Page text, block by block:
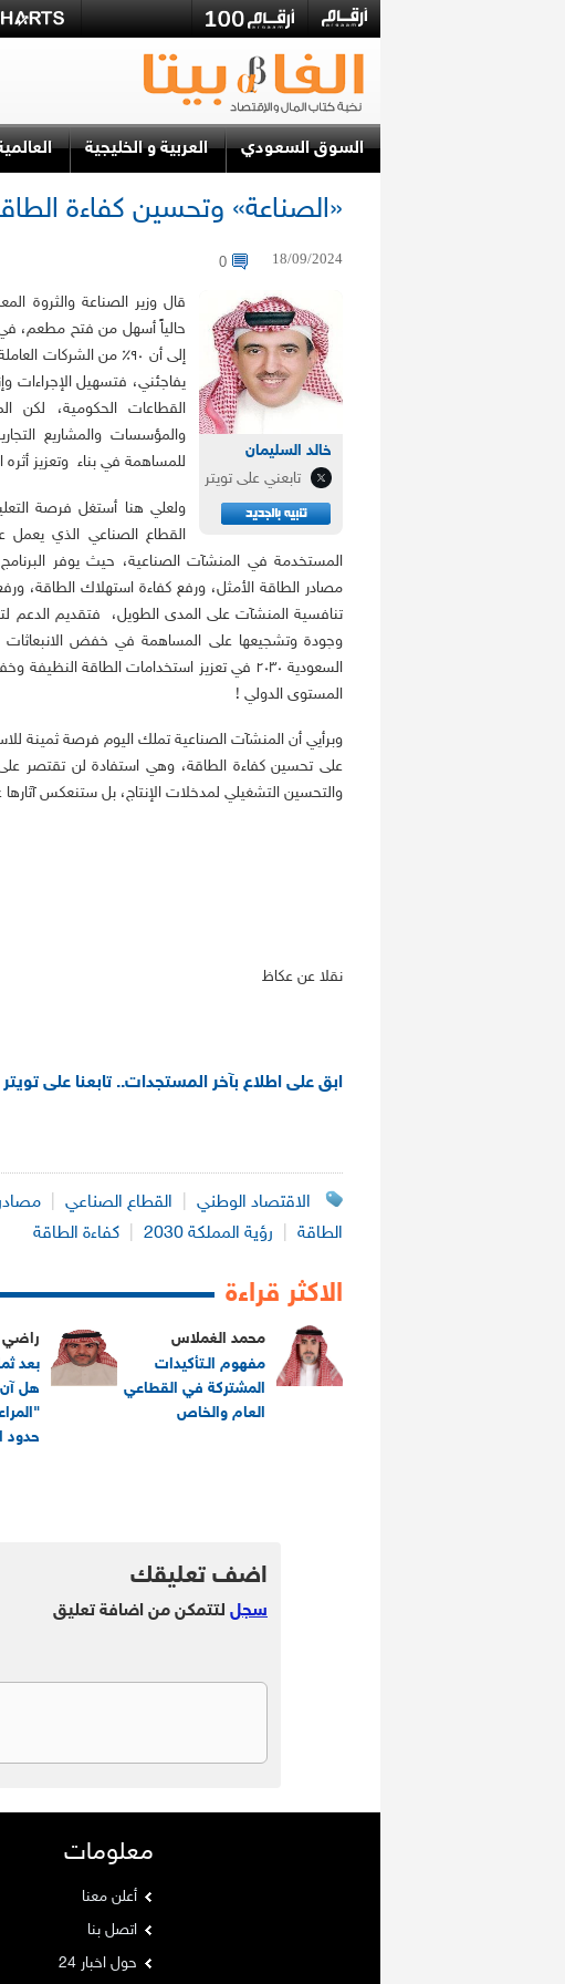
السوق السعودي العربية و الخليجية
«الصناعة» وتحسين كفاءة
18/09/2024
0
خالد السليمان
تابعني على تويتر
قال وزير الصناعة والثروة
حالياً أسهل من فتح مطعم، في
إلى أن ٩٠٪ من
يفاجئني، فتسهيل الإجراءات
القطاعات الحكومية، لكن
والمؤسسات والمشاريع
للمساهمة في بناء وتعزيز
ولعلي هنا أستغل فرصة
القطاع الصناعي الذي
المستخدمة في المنشآت الصناعية، حيث يوفر
مصادر الطاقة الأمثل، ورفع كفاءة استهلاك الطاقة،
تنافسية المنشآت على المدى الطويل، فتقديم الدعم
وجودة وتشجيعها على المساهمة في خفض الانبعاثات
السعودية ٢٠٣٠ في تعزيز استخدامات الطاقة
المستوى الدولي !
وبرأيي أن المنشآت الصناعية تملك اليوم فرصة ثمينة
على تحسين كفاءة الطاقة، وهي استفادة لن تقتصر
والتحسين التشغيلي لمدخلات الإنتاج، بل ستنعكس
نقلا عن عكاظ
ابق على اطلاع بآخر المستجدات.. تابعنا على تويتر
الاقتصاد الوطني القطاع الصناعي
الطاقة
رؤية المملكة 2030 كفاءة الطاقة
الاكثر قراءة
محمد الغملاس
مفهوم الـتأكيدات
المشتركة في القطاعي
العام والخاص
راضي
بعد
هل آن
حدود
اضف تعليقك
سجل لتتمكن من اضافة تعليق
معلومات
أعلن معنا
اتصل بنا
حول اخبار 24